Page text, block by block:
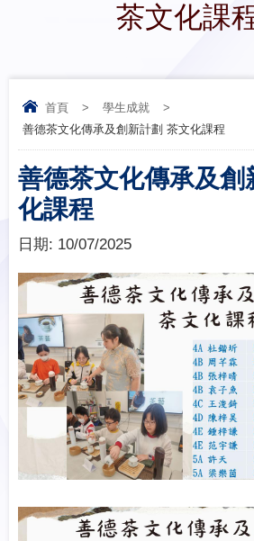
茶文化課
首頁 > 學生成就
>
善德茶文化傳承及創新計劃 茶文化課程
善德茶文化傳承及創
化課程
日期: 10/07/2025